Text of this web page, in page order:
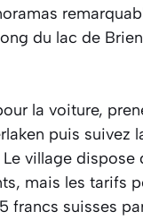
du lac de
la voiture,
puis suivez
Le village dispose
mais les tarifs
francs suisses